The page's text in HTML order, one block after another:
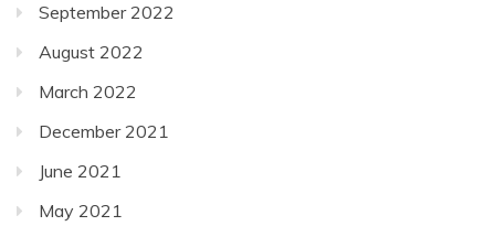
September 2022
August 2022
March 2022
December 2021
June 2021
May 2021